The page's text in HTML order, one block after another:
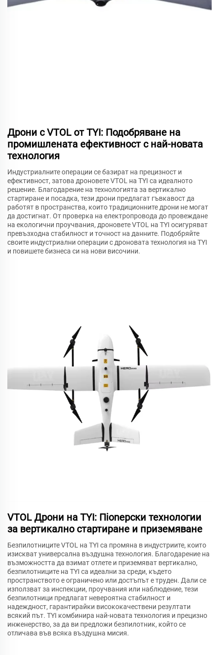
Дрони с VTOL от TYI: Подобряване на
промишлената ефективност с най-новата
технология
Индустриалните операции се базират на прецизност и
ефективност, затова дроновете VTOL на TYI са идеалното
решение. Благодарение на технологията за вертикално
стартиране и посадка, тези дрони предлагат гъвкавост да
работят в пространства, които традиционните дрони не могат
да достигнат. От проверка на електропровода до провеждане
на екологични проучвания, дроновете VTOL на TYI осигуряват
превъзходна стабилност и точност на данните. Подобряйте
своите индустриални операции с дроновата технология на TYI
и повишете бизнеса си на нови височини.
VTOL Дрони на TYI: Пionерски технологии
за вертикално стартиране и приземяване
Безпилотниците VTOL на TYI са промяна в индустриите, които
изискват универсална въздушна технология. Благодарение на
възможността да взимат отлете и приземяват вертикално,
безпилотниците на TYI са идеални за среди, където
пространството е ограничено или достъпът е труден. Дали се
използват за инспекции, проучвания или наблюдение, тези
безпилотници предлагат невероятна стабилност и
надеждност, гарантирайки висококачествени резултати
всякий път. TYI комбинира най-новата технология и прецизно
инженерство, за да ви предложи безпилотник, който се
отличава във всяка въздушна мисия.